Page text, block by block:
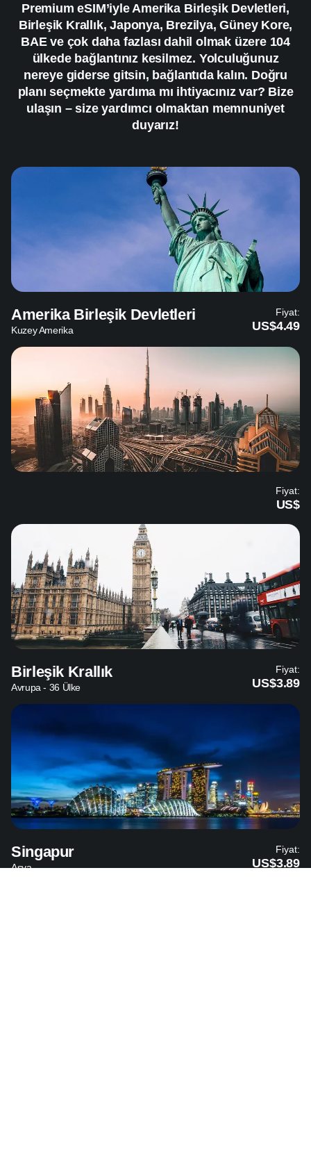
Premium eSIM’iyle Amerika Birleşik Devletleri,
Birleşik Krallık, Japonya, Brezilya, Güney Kore,
BAE ve çok daha fazlası dahil olmak üzere 104
ülkede bağlantınız kesilmez. Yolculuğunuz
nereye giderse gitsin, bağlantıda kalın. Doğru
planı seçmekte yardıma mı ihtiyacınız var? Bize
ulaşın – size yardımcı olmaktan memnuniyet
duyarız!
Amerika Birleşik Devletleri
Kuzey Amerika
Fiyat:
US$4.49
Fiyat:
US$
Birleşik Krallık
Avrupa - 36 Ülke
Fiyat:
US$3.89
Singapur
Asya
Fiyat:
US$3.89